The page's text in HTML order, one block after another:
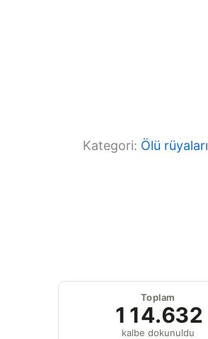
Kategori: Ölü rüyaları
Toplam
114.632
kalbe dokunuldu